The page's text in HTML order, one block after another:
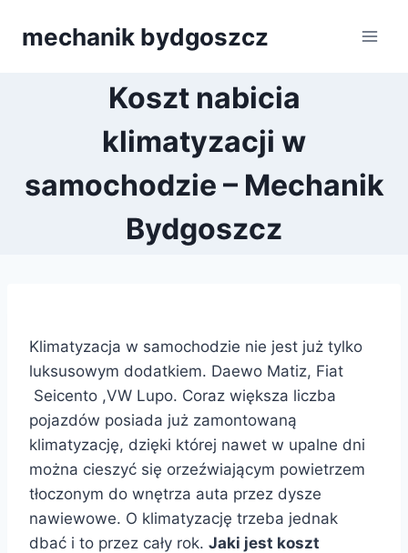
mechanik bydgoszcz
Koszt nabicia
klimatyzacji w
samochodzie – Mechanik
Bydgoszcz
Klimatyzacja w samochodzie nie jest już tylko
luksusowym dodatkiem. Daewo Matiz, Fiat
Seicento ,VW Lupo. Coraz większa liczba
pojazdów posiada już zamontowaną
klimatyzację, dzięki której nawet w upalne dni
można cieszyć się orzeźwiającym powietrzem
tłoczonym do wnętrza auta przez dysze
nawiewowe. O klimatyzację trzeba jednak
dbać i to przez cały rok. Jaki jest koszt